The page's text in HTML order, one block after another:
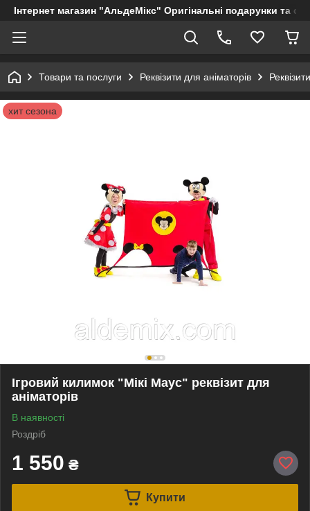
Інтернет магазин "АльдеМікс" Оригінальні подарунки та
Товари та послуги Реквізити для аніматорів
хит сезона
Ігровий килимок "Мікі Маус" реквізит для
аніматорів
В наявності
Роздріб
1 550 ₴
Купити